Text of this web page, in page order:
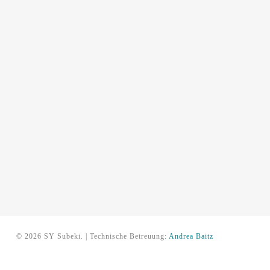
© 2026 SY Subeki. | Technische Betreuung: Andrea Baitz